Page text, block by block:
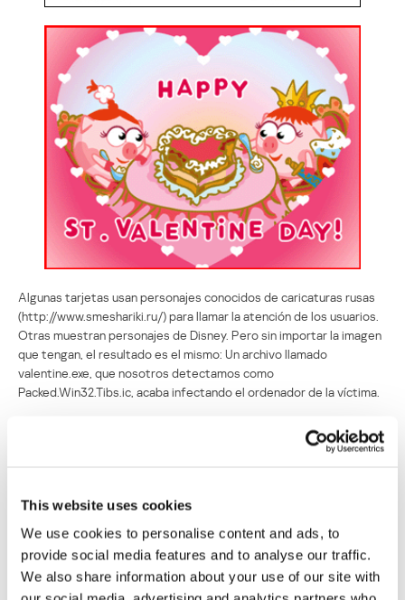
This website uses cookies
We use cookies to personalise content and ads, to
provide social media features and to analyse our traffic.
We also share information about your use of our site with
Algunas tarjetas usan personajes conocidos de caricaturas rusas
(http://www.smeshariki.ru/) para llamar la atención de los usuarios.
Otras muestran personajes de Disney. Pero sin importar la imagen
que tengan, el resultado es el mismo: Un archivo llamado
valentine.exe, que nosotros detectamos como
Packed.Win32.Tibs.ic, acaba infectando el ordenador de la víctima.
Lo interesante es que estas postales son dinámicas, por ejemplo,
pueden cambiar de imagen cada vez que se carga la página de la
y asegurándose de que su truco convenza al usuario.
A veces estos sitios no están disponibles debido a la cantidad de
gente que los visita. Pero algunos usuarios se refugian en su
paciencia y perseverancia y, al fin, logran abrir la tarjeta, que viene